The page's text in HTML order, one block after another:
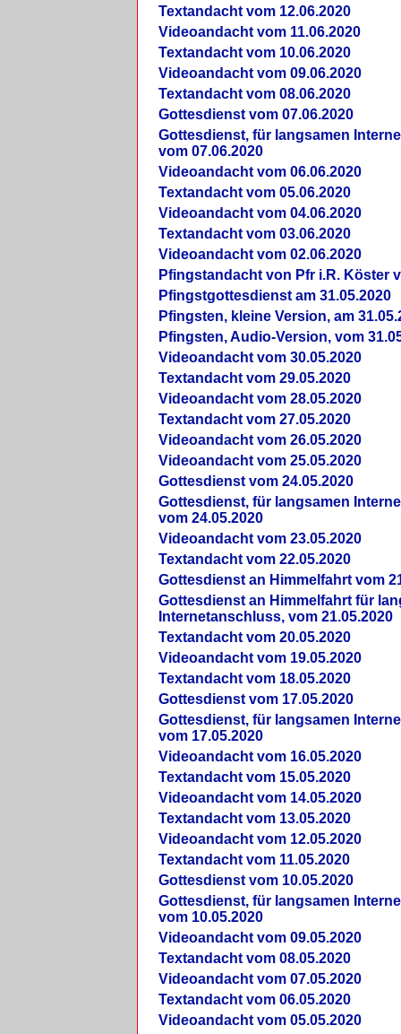
Textandacht vom 12.06.2020
Videoandacht vom 11.06.2020
Textandacht vom 10.06.2020
Videoandacht vom 09.06.2020
Textandacht vom 08.06.2020
Gottesdienst vom 07.06.2020
Gottesdienst, für langsamen
vom 07.06.2020
Videoandacht vom 06.06.2020
Textandacht vom 05.06.2020
Videoandacht vom 04.06.2020
Textandacht vom 03.06.2020
Videoandacht vom 02.06.2020
Pfingstandacht von Pfr i.R. Köster
Pfingstgottesdienst am 31.05.2020
Pfingsten, kleine Version, am
Pfingsten, Audio-Version, vom
Videoandacht vom 30.05.2020
Textandacht vom 29.05.2020
Videoandacht vom 28.05.2020
Textandacht vom 27.05.2020
Videoandacht vom 26.05.2020
Videoandacht vom 25.05.2020
Gottesdienst vom 24.05.2020
Gottesdienst, für langsamen
vom 24.05.2020
Videoandacht vom 23.05.2020
Textandacht vom 22.05.2020
Gottesdienst an Himmelfahrt vom
Gottesdienst an Himmelfahrt für
Internetanschluss, vom 21.05.2020
Textandacht vom 20.05.2020
Videoandacht vom 19.05.2020
Textandacht vom 18.05.2020
Gottesdienst vom 17.05.2020
Gottesdienst, für langsamen
vom 17.05.2020
Videoandacht vom 16.05.2020
Textandacht vom 15.05.2020
Videoandacht vom 14.05.2020
Textandacht vom 13.05.2020
Videoandacht vom 12.05.2020
Textandacht vom 11.05.2020
Gottesdienst vom 10.05.2020
Gottesdienst, für langsamen
vom 10.05.2020
Videoandacht vom 09.05.2020
Textandacht vom 08.05.2020
Videoandacht vom 07.05.2020
Textandacht vom 06.05.2020
Videoandacht vom 05.05.2020